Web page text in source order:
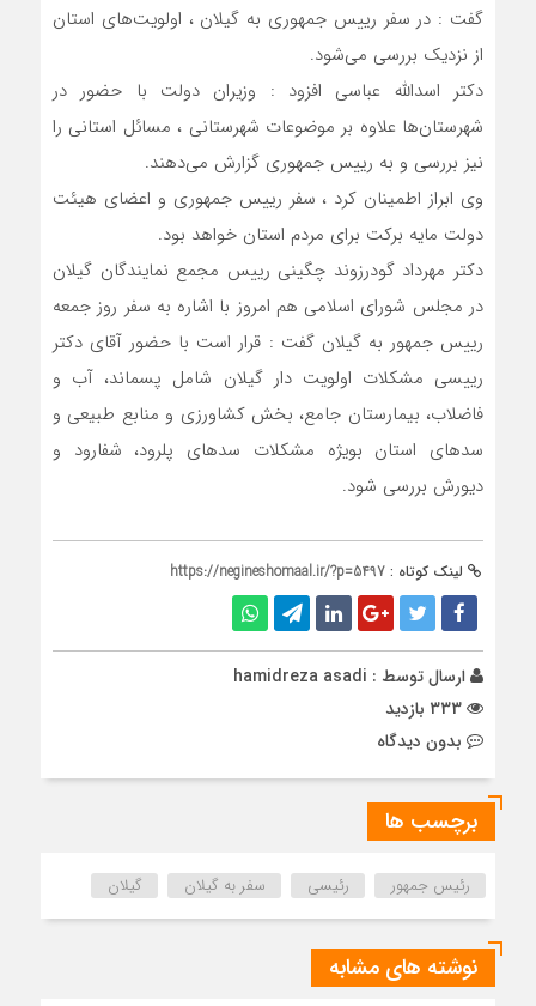
گفت : در سفر رییس جمهوری به گیلان ، اولویت‌های استان
از نزدیک بررسی می‌شود.
دکتر اسدالله عباسی افزود : وزیران دولت با حضور در
شهرستان‌ها علاوه بر موضوعات شهرستانی ، مسائل استانی را
نیز بررسی و به رییس جمهوری گزارش می‌دهند.
وی ابراز اطمینان کرد ، سفر رییس جمهوری و اعضای هیئت
دولت مایه برکت برای مردم استان خواهد بود.
دکتر مهرداد گودرزوند چگینی رییس مجمع نمایندگان گیلان
در مجلس شورای اسلامی هم امروز با اشاره به سفر روز جمعه
رییس جمهور به گیلان گفت : قرار است با حضور آقای دکتر
رییسی مشکلات اولویت دار گیلان شامل پسماند، آب و
فاضلاب، بیمارستان جامع، بخش کشاورزی و منابع طبیعی و
سد‌های استان بویژه مشکلات سد‌های پلرود، شفارود و
دیورش بررسی شود.
لینک کوتاه : https://negineshomaal.ir/?p=5497
ارسال توسط : hamidreza asadi
بدون دیدگاه
برچسب ها
رئیس جمهور رئیسی سفر به گیلان گیلان
نوشته های مشابه